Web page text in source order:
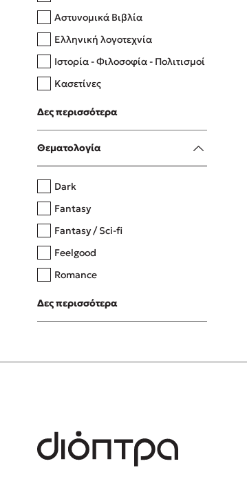
Δανάη Δεληγεώργη
Πάνω, κάτω, μπροστά, πίσω
Η μέθοδος Αφήστε τους
Αστυνομικά Βιβλία
Ελληνική λογοτεχνία
Ιστορία - Φιλοσοφία - Πολιτισμοί
Κασετίνες
Λευκώματα - Έγχρωμοι οδηγοί
Μαγειρική
Δες περισσότερα
Θεματολογία
Dark
Fantasy
Fantasy / Sci-fi
Feelgood
Romance
Upmarket
Young Adult
Δες περισσότερα